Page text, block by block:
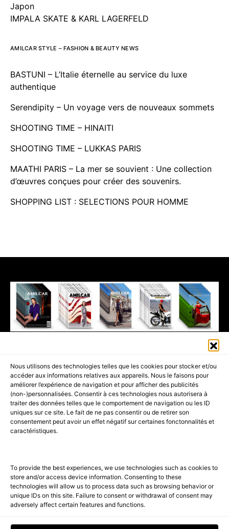
Nous utilisons des technologies telles que les cookies pour stocker et/ou
accéder aux informations relatives aux appareils. Nous le faisons pour
améliorer l’expérience de navigation et pour afficher des publicités
(non-)personnalisées. Consentir à ces technologies nous autorisera à
traiter des données telles que le comportement de navigation ou les ID
uniques sur ce site. Le fait de ne pas consentir ou de retirer son
consentement peut avoir un effet négatif sur certaines fonctonnalités et
caractéristiques.
To provide the best experiences, we use technologies such as cookies to
store and/or access device information. Consenting to these
technologies will allow us to process data such as browsing behavior or
unique IDs on this site. Failure to consent or withdrawal of consent may
adversely affect certain features and functions.
Japon
IMPALA SKATE & KARL LAGERFELD
AMILCAR STYLE – FASHION & BEAUTY NEWS
BASTUNI – L’Italie éternelle au service du luxe
authentique
Serendipity – Un voyage vers de nouveaux sommets
SHOOTING TIME – HINAITI
SHOOTING TIME – LUKKAS PARIS
MAATHI PARIS – La mer se souvient : Une collection
d’œuvres conçues pour créer des souvenirs.
SHOPPING LIST : SELECTIONS POUR HOMME
PART OF THEAMILCAR MAGAZINE GROUP.EDITOR - ADVERTISING
AGENCE MEDIANE.
ACCUEIL BEST OF LUXE
35 MAGAZINES
SHOPPING & CONCIERGERIE
Voyages Contact
SUBSCRIBE